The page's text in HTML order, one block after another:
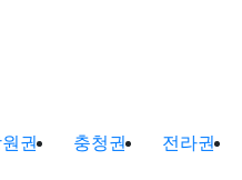
낚시 포인트
권 충청권 전라권